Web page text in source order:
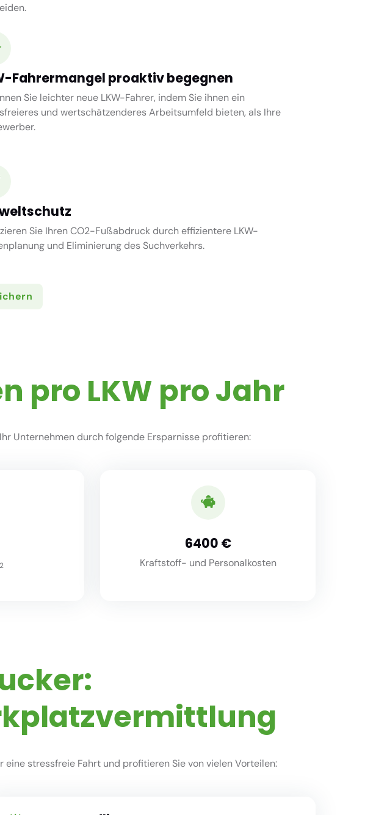
Fahrermangel proaktiv begegnen
Sie leichter neue LKW-Fahrer, indem Sie ihnen ein
und wertschätzenderes Arbeitsumfeld bieten, als Ihre
Sie Ihren CO2-Fußabdruck durch effizientere LKW-
und Eliminierung des Suchverkehrs.
pro LKW pro Jahr
Unternehmen durch folgende Ersparnisse profitieren:
8000
Kraftstoff- und Personalkosten
stressfreie Fahrt und profitieren Sie von vielen Vorteilen: